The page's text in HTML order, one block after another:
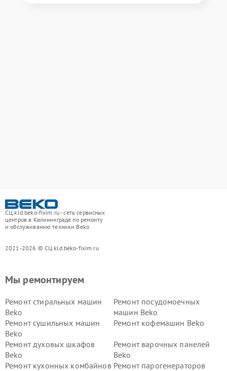
СЦ kld.beko-fixim.ru - сеть сервисных
центров в Калининграде по ремонту
и обслуживанию техники Beko
2021-2026 © СЦ kld.beko-fixim.ru
Мы ремонтируем
Ремонт стиральных машин
Beko
Ремонт посудомоечных
машин Beko
Ремонт сушильных машин
Beko
Ремонт кофемашин Beko
Ремонт духовых шкафов
Beko
Ремонт варочных панелей
Beko
Ремонт кухонных комбайнов Ремонт парогенераторов